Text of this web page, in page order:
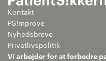
Kontakt
PS!mprove
Nyhedsbreve
Privatlivspolitik
Vi arbejder for at forbedre